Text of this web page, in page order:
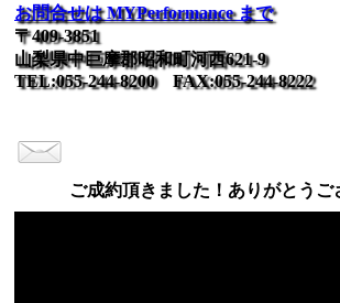
お問合せは MYPerformance まで
〒409-3851
山梨県中巨摩郡昭和町河西621-9
TEL:055-244-8200 FAX:055-244-8222
ご成約頂きました！ありがとうご